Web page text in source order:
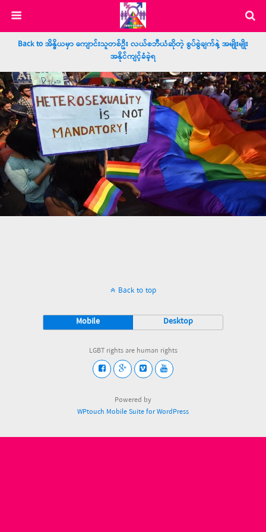
Back to အိန္ဒိယမှာ ကျောင်းသူတစ်ဦး လယ်စဘီယံဆိုတဲ့ စွပ်စွဲချက်နဲ့ အမျိုးမျိုး
အနိုင်ကျင့်ခံခဲ့ရ
Back to top
Mobile Desktop
LGBT rights are human rights
Powered by
WPtouch Mobile Suite for WordPress